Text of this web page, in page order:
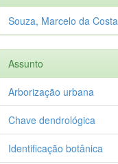
Souza, Marcelo da Costa
Assunto
Arborização urbana
Chave dendrológica
Identificação botânica